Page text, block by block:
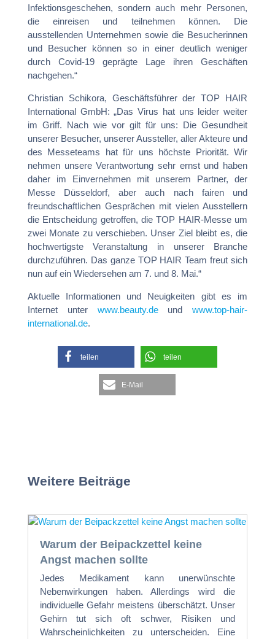
Infektionsgeschehen, sondern auch mehr Personen,
die einreisen und teilnehmen können. Die
ausstellenden Unternehmen sowie die Besucherinnen
und Besucher können so in einer deutlich weniger
durch Covid-19 geprägte Lage ihren Geschäften
nachgehen.“
Christian Schikora, Geschäftsführer der TOP HAIR
International GmbH: „Das Virus hat uns leider weiter
im Griff. Nach wie vor gilt für uns: Die Gesundheit
unserer Besucher, unserer Aussteller, aller Akteure und
des Messeteams hat für uns höchste Priorität. Wir
nehmen unsere Verantwortung sehr ernst und haben
daher im Einvernehmen mit unserem Partner, der
Messe Düsseldorf, aber auch nach fairen und
freundschaftlichen Gesprächen mit vielen Ausstellern
die Entscheidung getroffen, die TOP HAIR-Messe um
zwei Monate zu verschieben. Unser Ziel bleibt es, die
hochwertigste Veranstaltung in unserer Branche
durchzuführen. Das ganze TOP HAIR Team freut sich
nun auf ein Wiedersehen am 7. und 8. Mai.“
Aktuelle Informationen und Neuigkeiten gibt es im
Internet unter www.beauty.deundwww.top-hair-
international.de.
teilen teilen
E-Mail
Weitere Beiträge
Warum der Beipackzettel keine
Angst machen sollte
Jedes Medikament kann unerwünschte
Nebenwirkungen haben. Allerdings wird die
individuelle Gefahr meistens überschätzt. Unser
Gehirn tut sich oft schwer, Risiken und
Wahrscheinlichkeiten zu unterscheiden. Eine